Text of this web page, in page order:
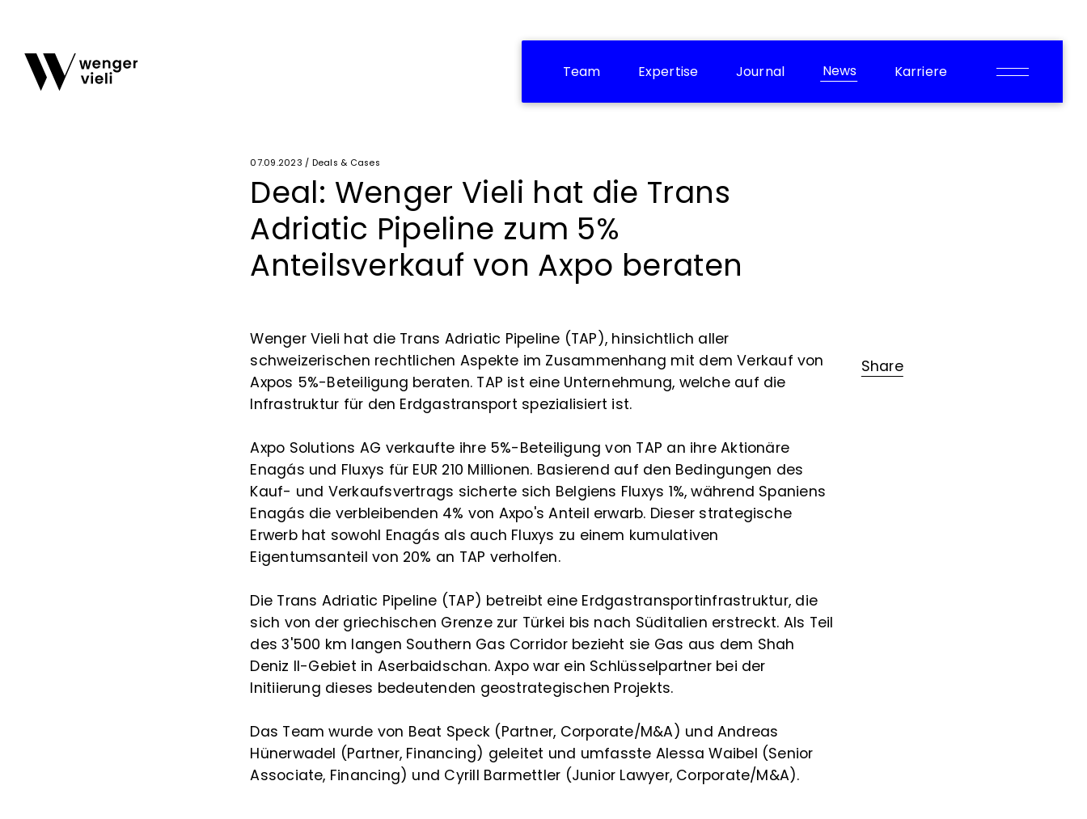
Team Expertise Journal News Karriere
07.09.2023 / Deals & Cases
Deal: Wenger Vieli hat die Trans
Adriatic Pipeline zum 5%
Anteilsverkauf von Axpo beraten
Wenger Vieli hat die Trans Adriatic Pipeline (TAP), hinsichtlich aller
schweizerischen rechtlichen Aspekte im Zusammenhang mit dem Verkauf von
Axpos 5%-Beteiligung beraten. TAP ist eine Unternehmung, welche auf die
Infrastruktur für den Erdgastransport spezialisiert ist.
Axpo Solutions AG verkaufte ihre 5%-Beteiligung von TAP an ihre Aktionäre
Enagás und Fluxys für EUR 210 Millionen. Basierend auf den Bedingungen des
Kauf- und Verkaufsvertrags sicherte sich Belgiens Fluxys 1%, während Spaniens
Enagás die verbleibenden 4% von Axpo's Anteil erwarb. Dieser strategische
Erwerb hat sowohl Enagás als auch Fluxys zu einem kumulativen
Eigentumsanteil von 20% an TAP verholfen.
Die Trans Adriatic Pipeline (TAP) betreibt eine Erdgastransportinfrastruktur, die
sich von der griechischen Grenze zur Türkei bis nach Süditalien erstreckt. Als Teil
des 3'500 km langen Southern Gas Corridor bezieht sie Gas aus dem Shah
Deniz II-Gebiet in Aserbaidschan. Axpo war ein Schlüsselpartner bei der
Initiierung dieses bedeutenden geostrategischen Projekts.
Das Team wurde von Beat Speck (Partner, Corporate/M&A) und Andreas
Hünerwadel (Partner, Financing) geleitet und umfasste Alessa Waibel (Senior
Associate, Financing) und Cyrill Barmettler (Junior Lawyer, Corporate/M&A).
Share